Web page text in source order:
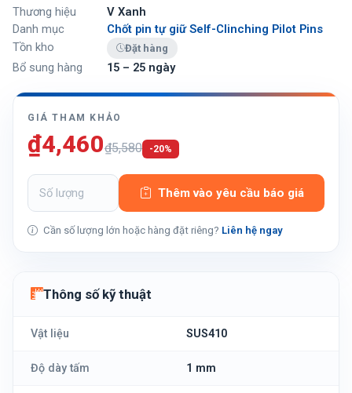
Thương hiệu
V Xanh
Danh mục
Chốt pin tự giữ Self-Clinching Pilot Pins
Tồn kho
Đặt hàng
Bổ sung hàng 15 – 25 ngày
GIÁ THAM KHẢO
₫4,460₫5,580 -20%
Thêm vào yêu cầu báo giá
Cần số lượng lớn hoặc hàng đặt riêng? Liên hệ ngay
Thông số kỹ thuật
Vật liệu SUS410
Độ dày tấm 1 mm